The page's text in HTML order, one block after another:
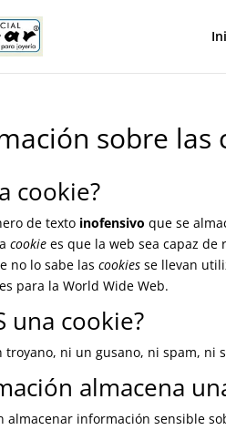
sobre las
cookie?
de texto inofensivo que se
cookie es que la web sea capaz
no lo sabe lascookies se llevan
para la World Wide Web.
una cookie?
troyano, ni un gusano, ni spam, ni
almacena
almacenar información sensible